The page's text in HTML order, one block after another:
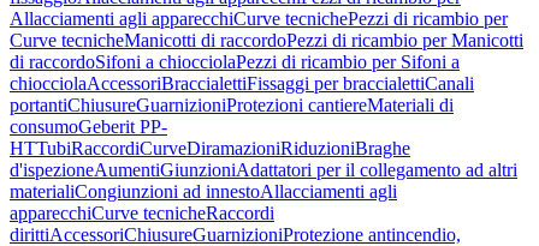
Allacciamenti agli apparecchiCurve tecnichePezzi di ricambio per
Curve tecnicheManicotti di raccordoPezzi di ricambio per Manicotti
di raccordoSifoni a chiocciolaPezzi di ricambio per Sifoni a
chiocciolaAccessoriBraccialettiFissaggi per braccialettiCanali
portantiChiusureGuarnizioniProtezioni cantiereMateriali di
consumoGeberit PP-
HTTubiRaccordiCurveDiramazioniRiduzioniBraghe
d'ispezioneAumentiGiunzioniAdattatori per il collegamento ad altri
materialiCongiunzioni ad innestoAllacciamenti agli
apparecchiCurve tecnicheRaccordi
dirittiAccessoriChiusureGuarnizioniProtezione antincendio,